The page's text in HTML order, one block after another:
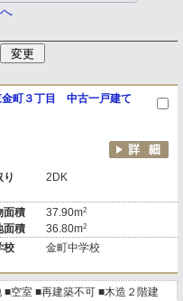
金町３丁目 中古一戸建て
り 2DK
面積
面積
37.90m2
36.80m2
校 金町中学校
空室 ■再建築不可 ■木造２階建